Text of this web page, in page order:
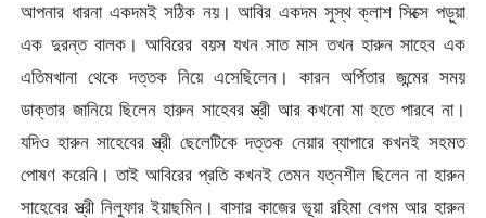
আপনার ধারনা একদমই সঠিক নয়। আবির একদম সুস্থ ক্লাশ সিক্সে পড়ুয়া
এক দুরন্ত বালক। আবিরের বয়স যখন সাত মাস তখন হারুন সাহেব এক
এতিমখানা থেকে দত্তক নিয়ে এসেছিলেন। কারন অর্পিতার জন্মের সময়
ডাক্তার জানিয়ে ছিলেন হারুন সাহেবর স্ত্রী আর কখনো মা হতে পারবে না।
যদিও হারুন সাহেবের স্ত্রী ছেলেটিকে দত্তক নেয়ার ব্যাপারে কখনই সহমত
পোষণ করেনি। তাই আবিরের প্রতি কখনই তেমন যত্নশীল ছিলেন না হারুন
সাহেবের স্ত্রী নিলুফার ইয়াছমিন। বাসার কাজের ভূয়া রহিমা বেগম আর হারুন